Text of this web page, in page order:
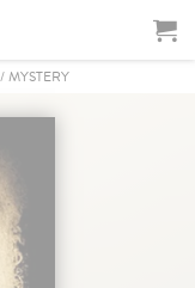
MYSTERY